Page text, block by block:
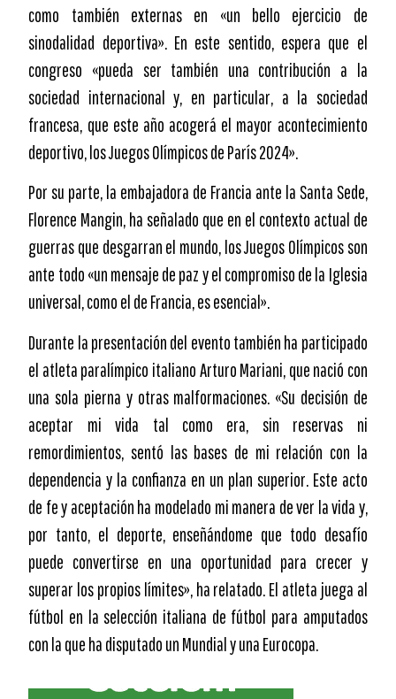
como también externas en «un bello ejercicio de
sinodalidad deportiva». En este sentido, espera que el
congreso «pueda ser también una contribución a la
sociedad internacional y, en particular, a la sociedad
francesa, que este año acogerá el mayor acontecimiento
deportivo, los Juegos Olímpicos de París 2024».
Por su parte, la embajadora de Francia ante la Santa Sede,
Florence Mangin, ha señalado que en el contexto actual de
guerras que desgarran el mundo, los Juegos Olímpicos son
ante todo «un mensaje de paz y el compromiso de la Iglesia
universal, como el de Francia, es esencial».
Durante la presentación del evento también ha participado
el atleta paralímpico italiano Arturo Mariani, que nació con
una sola pierna y otras malformaciones. «Su decisión de
aceptar mi vida tal como era, sin reservas ni
remordimientos, sentó las bases de mi relación con la
dependencia y la confianza en un plan superior. Este acto
de fe y aceptación ha modelado mi manera de ver la vida y,
por tanto, el deporte, enseñándome que todo desafío
puede convertirse en una oportunidad para crecer y
superar los propios límites», ha relatado. El atleta juega al
fútbol en la selección italiana de fútbol para amputados
con la que ha disputado un Mundial y una Eurocopa.